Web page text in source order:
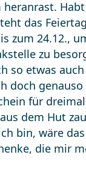
das
zum 24.12.,
zu
so etwas
doch
für
dem Hut
bin, wäre
die mir